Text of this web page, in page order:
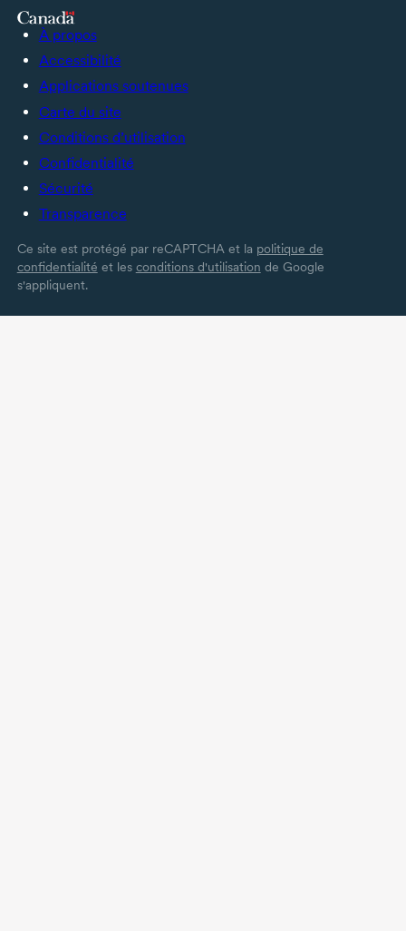
À propos
Accessibilité
Applications soutenues
Carte du site
Conditions d’utilisation
Confidentialité
Sécurité
Transparence
Ce site est protégé par reCAPTCHA et la politique de
confidentialité et les conditions d'utilisation de Google
s'appliquent.